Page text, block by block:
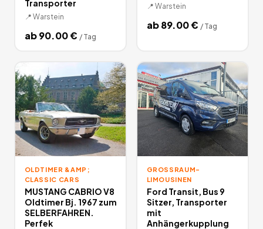
Transporter
📍 Warstein
ab90.00€ / Tag
📍 Warstein
ab89.00€ / Tag
OLDTIMER &AMP;
CLASSIC CARS
MUSTANG CABRIO V8
Oldtimer Bj. 1967 zum
SELBERFAHREN.
Perfek
GROSSRAUM-L
IMOUSINEN
Ford Transit, Bus 9
Sitzer, Transporter
mit
Anhängerkupplung